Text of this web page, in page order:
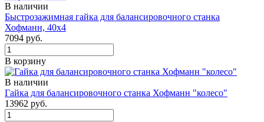
В наличии
Быстрозажимная гайка для балансировочного станка
Хофманн, 40х4
7094 руб.
В корзину
В наличии
Гайка для балансировочного станка Хофманн "колесо"
13962 руб.